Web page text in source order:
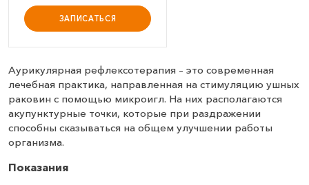
ЗАПИСАТЬСЯ
Аурикулярная рефлексотерапия – это современная
лечебная практика, направленная на стимуляцию ушных
раковин с помощью микроигл. На них располагаются
акупунктурные точки, которые при раздражении
способны сказываться на общем улучшении работы
организма.
Показания